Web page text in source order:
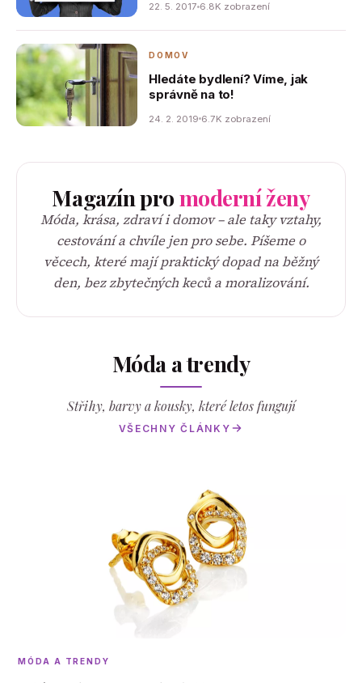
22. 5. 2017 6.8K zobrazení
DOMOV
Hledáte bydlení? Víme, jak
správně na to!
24. 2. 2019 6.7K zobrazení
Magazín promoderní ženy
Móda, krása, zdraví i domov – ale taky vztahy,
cestování a chvíle jen pro sebe. Píšeme o
věcech, které mají praktický dopad na běžný
den, bez zbytečných keců a moralizování.
Móda a trendy
Střihy, barvy a kousky, které letos fungují
VŠECHNY ČLÁNKY
MÓDA A TRENDY